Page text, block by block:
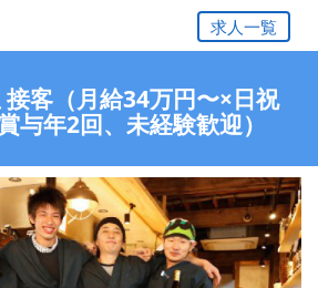
求人一覧
客（月給34万円〜×日祝
与年2回、未経験歓迎）